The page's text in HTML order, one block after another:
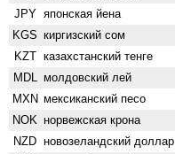
JPY японская йена
KGS киргизский сом
KZT казахстанский тенге
MDL молдовский лей
MXN мексиканский песо
NOK норвежская крона
NZD ново­зеландский доллар